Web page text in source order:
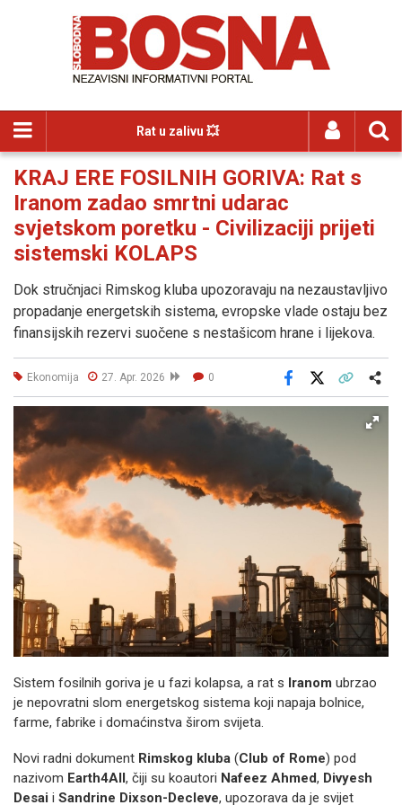
Rat u zalivu 💥
KRAJ ERE FOSILNIH GORIVA: Rat s
Iranom zadao smrtni udarac
svjetskom poretku - Civilizaciji prijeti
sistemski KOLAPS
Dok stručnjaci Rimskog kluba upozoravaju na nezaustavljivo
propadanje energetskih sistema, evropske vlade ostaju bez
finansijskih rezervi suočene s nestašicom hrane i lijekova.
Ekonomija 27. Apr. 2026 0
Facebook
Sistem fosilnih goriva je u fazi kolapsa, a rat s Iranom ubrzao
je nepovratni slom energetskog sistema koji napaja bolnice,
farme, fabrike i domaćinstva širom svijeta.
Novi radni dokument Rimskog kluba (Club of Rome) pod
nazivom Earth4All, čiji su koautori Nafeez Ahmed, Divyesh
Desai i Sandrine Dixson-Decleve, upozorava da je svijet